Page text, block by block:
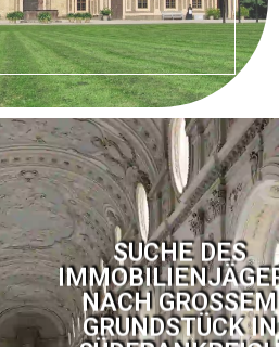
SUCHE DES
NACH GROSSEM
GRUNDSTÜCK IN